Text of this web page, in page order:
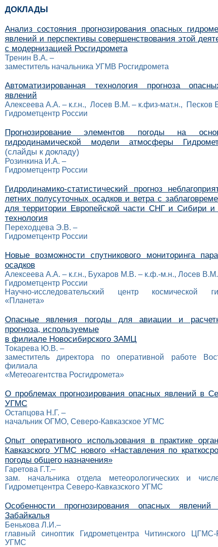
ДОКЛАДЫ
Анализ состояния прогнозирования опасных
явлений и перспективы совершенствования этой
с модернизацией Росгидромета
Тренин В.А. –
заместитель начальника УГМВ Росгидромета
Автоматизированная технология прогноза
явлений
Алексеева А.А. – к.г.н., Лосев В.М. – к.физ-мат.н., Песков
Гидрометцентр России
Прогнозирование элементов погоды на
гидродинамической модели атмосферы
(слайды к докладу)
Розинкина И.А. –
Гидрометцентр России
Гидродинамико-статистический прогноз
летних полусуточных осадков и ветра с
для территории Европейской части СНГ и Сибири и
технология
Переходцева Э.В. –
Гидрометцентр России
Новые возможности спутникового мониторинга
осадков
Алексеева А.А. – к.г.н., Бухаров М.В. – к.ф.-м.н., Лосев
Гидрометцентр России
Научно-исследовательский центр космической
«Планета»
Опасные явления погоды для авиации и
прогноза, используемые
в филиале Новосибирского ЗАМЦ
Токарева Ю.В. –
заместитель директора по оперативной работе
филиала
«Метеоагентства Росгидромета»
О проблемах прогнозирования опасных явлений в
УГМС
Остапцова Н.Г. –
начальник ОГМО, Северо-Кавказское УГМС
Опыт оперативного использования в практике
Кавказского УГМС нового «Наставления по
погоды общего назначения»
Гаретова Г.Т.–
зам. начальника отдела метеорологических и
Гидрометцентра Северо-Кавказского УГМС
Особенности прогнозирования опасных
Забайкалья
Бенькова Л.И.–
главный синоптик Гидрометцентра Читинского ЦГМС-
УГМС